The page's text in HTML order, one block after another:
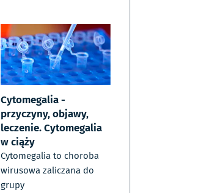
Cytomegalia -
przyczyny, objawy,
leczenie. Cytomegalia
w ciąży
Cytomegalia to choroba
wirusowa zaliczana do
grupy